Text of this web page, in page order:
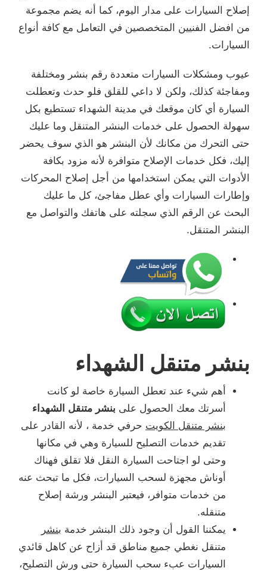
إصلاح السيارات على مدار اليوم، كما أنه يضم مجموعة
من افضل الفنيين المتخصصين في التعامل مع كافة أنواع
السيارات.
عيوب ومشكلات السيارات متعددة رقم بنشر ومختلفة
ومفاجئة كذلك، ولكن لا داعي للقلق فلو حدث وتعطلت
السيارة أي كان موقعك في مدينة الشهداء تستطيع بكل
سهولة الحصول على خدمات البنشر المتنقل وما عليك
حتى التحرك من مكانك لأن البنشر هو الذي سوف يحضر
إليك، فكل خدمات الإصلاح متوافرة لأنه مزود بكافة
الأدوات التي يمكن استخدامها من أجل إصلاح المحركات
وإطارات السيارات وأي عطل مفاجئ، كل ما عليك
البحث عن الرقم الذي سجلته على هاتفك والتواصل مع
البنشر المتنقل.
بنشر متنقل الشهداء
أهم شيء عند تعطل السيارة خاصة لو كانت
أسرتك معك الحصول على بنشر متنقل الشهداء
بنشر متنقل الكويت حرفي خدمة ، لأنه القادر على
تقديم خدمات التصليح للسيارة وهي في مكانها
وحتى لو اجتاحت السيارة النقل فلا تقلق فهناك
أوناش مجهزة لسحب السيارات، فكل ما تبحث عنه
من خدمات متوافر، فيعتبر البنشر ورشة إصلاح
متنقله.
يمكننا القول أن وجود ذلك البنشر خدمة بنشر
متنقل نغطي جميع مناطق قد أزاح عن كاهل قائدي
السيارات عبء سحب السيارة حتى ورش التصليح،